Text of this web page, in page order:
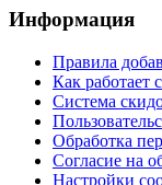
Информация
Правила
Как работает
Система
Обработка
Согласие на
Настройки